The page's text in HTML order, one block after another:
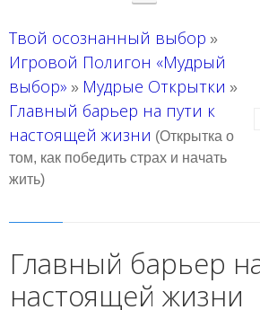
Твой осознанный выбор »
Игровой Полигон «Мудрый
выбор» » Мудрые Открытки »
Главный барьер на пути к
настоящей жизни (Открытка о
том, как победить страх и начать
жить)
Главный барьер
настоящей жизни